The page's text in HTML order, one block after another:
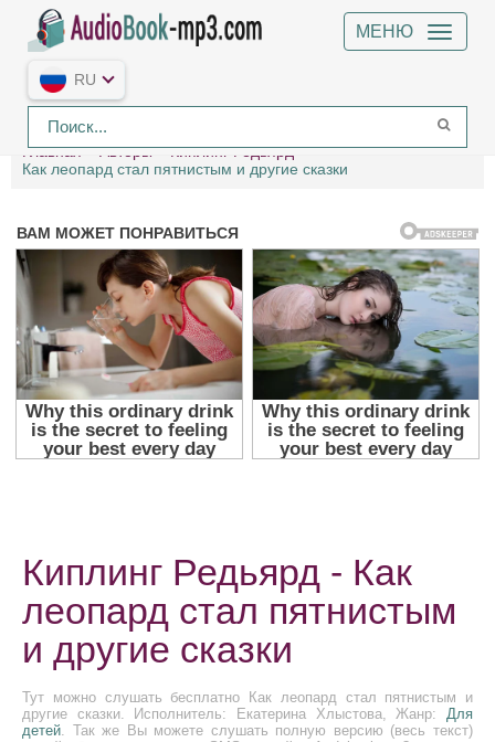
МЕНЮ
RU
Главная Авторы
Киплинг Редьярд
Как леопард стал пятнистым и другие сказки
Киплинг Редьярд - Как
леопард стал пятнистым
и другие сказки
Тут можно слушать бесплатно Как леопард стал пятнистым и
другие сказки. Исполнитель: Екатерина Хлыстова, Жанр: Для
детей. Так же Вы можете слушать полную версию (весь текст)